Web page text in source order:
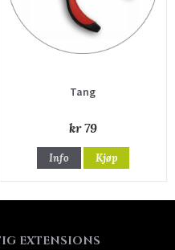
Tang
kr 79
Info Kjøp
EXTENSIONS